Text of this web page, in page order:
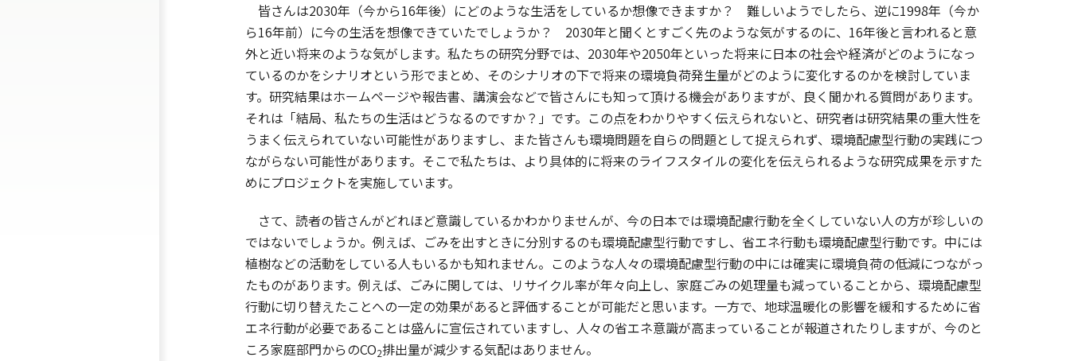
皆さんは2030年（今から16年後）にどのような生活をしているか想像できますか？ 難しいようでしたら、逆に1998年（今か
ら16年前）に今の生活を想像できていたでしょうか？ 2030年と聞くとすごく先のような気がするのに、16年後と言われると意
外と近い将来のような気がします。私たちの研究分野では、2030年や2050年といった将来に日本の社会や経済がどのようになっ
ているのかをシナリオという形でまとめ、そのシナリオの下で将来の環境負荷発生量がどのように変化するのかを検討していま
す。研究結果はホームページや報告書、講演会などで皆さんにも知って頂ける機会がありますが、良く聞かれる質問があります。
それは「結局、私たちの生活はどうなるのですか？」です。この点をわかりやすく伝えられないと、研究者は研究結果の重大性を
うまく伝えられていない可能性がありますし、また皆さんも環境問題を自らの問題として捉えられず、環境配慮型行動の実践につ
ながらない可能性があります。そこで私たちは、より具体的に将来のライフスタイルの変化を伝えられるような研究成果を示すた
めにプロジェクトを実施しています。
さて、読者の皆さんがどれほど意識しているかわかりませんが、今の日本では環境配慮行動を全くしていない人の方が珍しいの
ではないでしょうか。例えば、ごみを出すときに分別するのも環境配慮型行動ですし、省エネ行動も環境配慮型行動です。中には
植樹などの活動をしている人もいるかも知れません。このような人々の環境配慮型行動の中には確実に環境負荷の低減につながっ
たものがあります。例えば、ごみに関しては、リサイクル率が年々向上し、家庭ごみの処理量も減っていることから、環境配慮型
行動に切り替えたことへの一定の効果があると評価することが可能だと思います。一方で、地球温暖化の影響を緩和するために省
エネ行動が必要であることは盛んに宣伝されていますし、人々の省エネ意識が高まっていることが報道されたりしますが、今のと
ころ家庭部門からのCO2排出量が減少する気配はありません。